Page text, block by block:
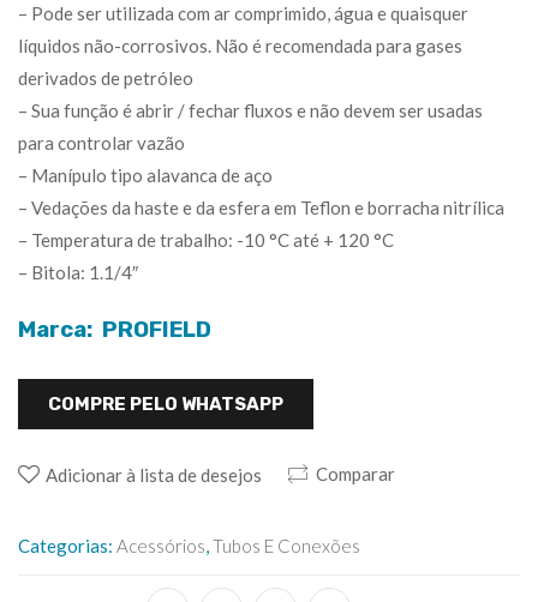
– Pode ser utilizada com ar comprimido, água e quaisquer
líquidos não-corrosivos. Não é recomendada para gases
derivados de petróleo
– Sua função é abrir / fechar fluxos e não devem ser usadas
para controlar vazão
– Manípulo tipo alavanca de aço
– Vedações da haste e da esfera em Teflon e borracha nitrílica
– Temperatura de trabalho: -10 °C até + 120 °C
– Bitola: 1.1/4″
Marca: PROFIELD
COMPRE PELO WHATSAPP
Adicionar à lista de desejos Comparar
Categorias: Acessórios,Tubos E Conexões